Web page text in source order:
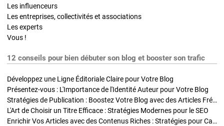
Les influenceurs
Les entreprises, collectivités et associations
Les experts
Vous !
12 conseils pour bien débuter son blog et booster son trafic
Développez une Ligne Éditoriale Claire pour Votre Blog
Présentez-vous : L'Importance de l'Identité Auteur pour Votre Blog
Stratégies de Publication : Boostez Votre Blog avec des Articles Fréquents et Exclusifs
L'Art de Choisir un Titre Efficace : Stratégies Modernes pour le SEO
Enrichir Vos Articles avec des Contenus Riches : Stratégies pour Captiver et Optimiser